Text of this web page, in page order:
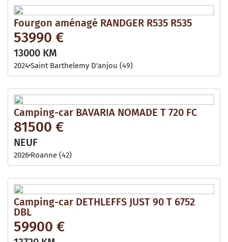
Fourgon aménagé RANDGER R535 R535
53990 €
13000 KM
2024Saint Barthelemy D'anjou (49)
Camping-car BAVARIA NOMADE T 720 FC
81500 €
NEUF
2026 Roanne (42)
Camping-car DETHLEFFS JUST 90 T 6752
DBL
59900 €